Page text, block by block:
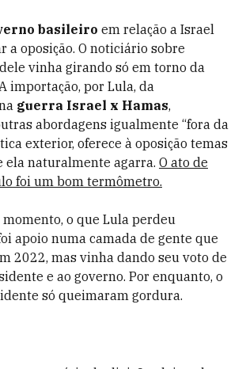
basileiro em relação a Israel
a oposição. O noticiário sobre
vinha girando só em torno da
importação, por Lula, da
guerra Israel x Hamas,
abordagens igualmente “fora da
exterior, oferece à oposição temas
ela naturalmente agarra. O ato de
foi um bom termômetro.
o que Lula perdeu
apoio numa camada de gente que
2022, mas vinha dando seu voto de
e ao governo. Por enquanto, o
só queimaram gordura.